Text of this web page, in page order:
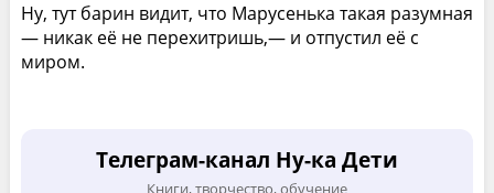
Ну, тут барин видит, что Марусенька такая разумная
— никак её не перехитришь,— и отпустил её с
миром.
Телеграм-канал Ну-ка Дети
Книги, творчество, обучение